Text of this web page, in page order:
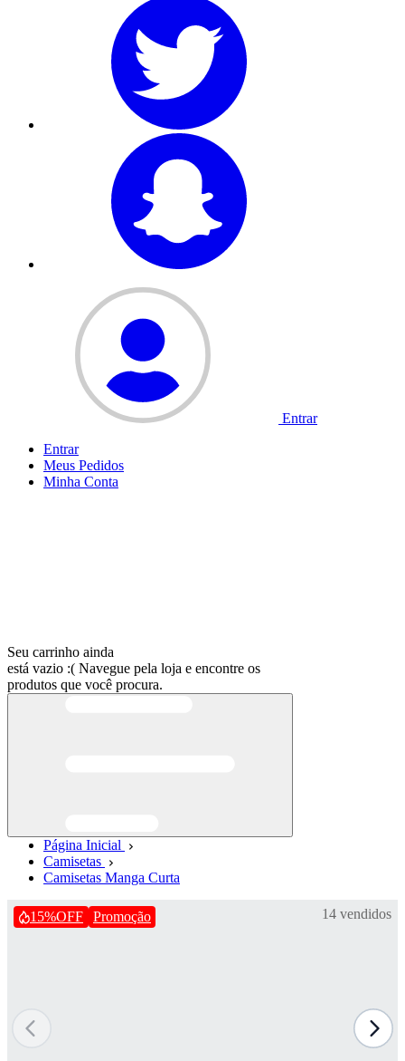
Entrar
Entrar
Meus Pedidos
Minha Conta
Seu carrinho ainda
está vazio :( Navegue pela loja e encontre os
produtos que você procura.
Página Inicial
Camisetas
Camisetas Manga Curta
15%OFF Promoção 14 vendidos